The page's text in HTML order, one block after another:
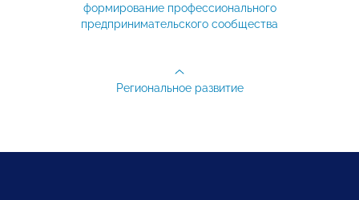
формирование профессионального
предпринимательского сообщества
Региональное развитие